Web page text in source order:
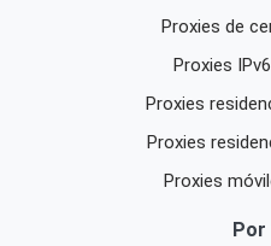
Proxies de
Proxies
Proxies
Proxies
Proxies
Por